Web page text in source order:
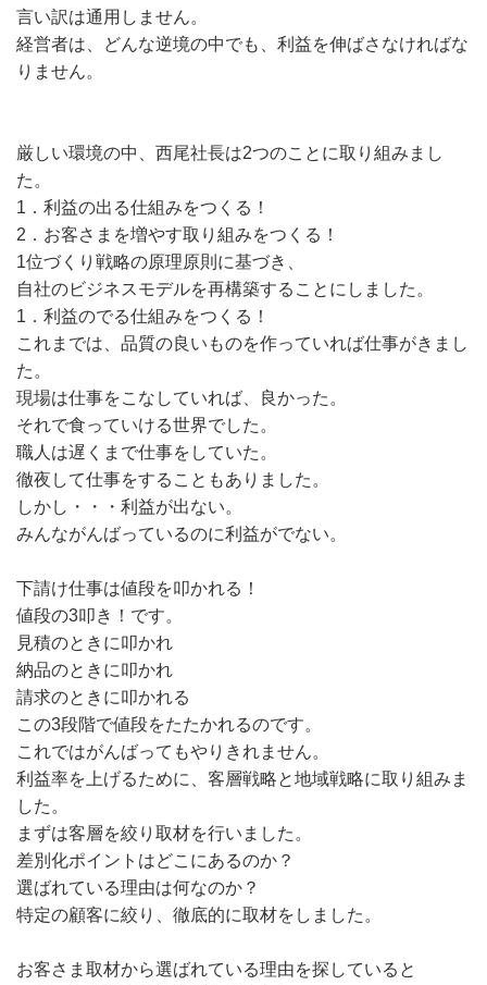
言い訳は通用しません。
経営者は、どんな逆境の中でも、利益を伸ばさなければな
りません。
厳しい環境の中、西尾社長は2つのことに取り組みまし
た。
1．利益の出る仕組みをつくる！
2．お客さまを増やす取り組みをつくる！
1位づくり戦略の原理原則に基づき、
自社のビジネスモデルを再構築することにしました。
1．利益のでる仕組みをつくる！
これまでは、品質の良いものを作っていれば仕事がきまし
た。
現場は仕事をこなしていれば、良かった。
それで食っていける世界でした。
職人は遅くまで仕事をしていた。
徹夜して仕事をすることもありました。
しかし・・・利益が出ない。
みんながんばっているのに利益がでない。
下請け仕事は値段を叩かれる！
値段の3叩き！です。
見積のときに叩かれ
納品のときに叩かれ
請求のときに叩かれる
この3段階で値段をたたかれるのです。
これではがんばってもやりきれません。
利益率を上げるために、客層戦略と地域戦略に取り組みま
した。
まずは客層を絞り取材を行いました。
差別化ポイントはどこにあるのか？
選ばれている理由は何なのか？
特定の顧客に絞り、徹底的に取材をしました。
お客さま取材から選ばれている理由を探していると